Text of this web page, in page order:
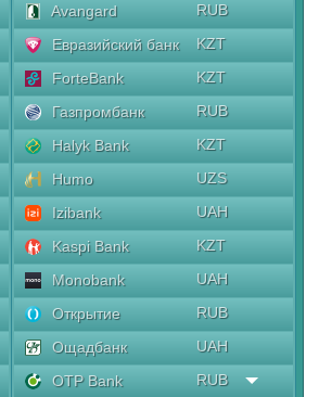
Avangard
RUB
Евразийский банк
KZT
ForteBank
KZT
Газпромбанк
RUB
Halyk Bank
KZT
Humo
UZS
Izibank
UAH
Kaspi Bank
KZT
Monobank
UAH
Открытие
RUB
Ощадбанк
UAH
OTP Bank
RUB